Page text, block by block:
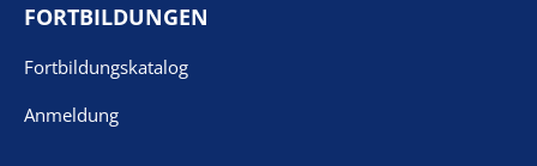
FORTBILDUNGEN
Fortbildungskatalog
Anmeldung